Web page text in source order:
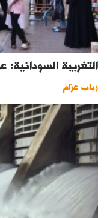
التغريبة
رباب عزام